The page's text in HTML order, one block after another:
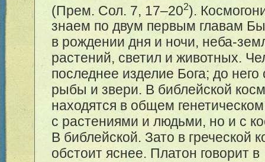
(Прем. Сол. 7, 17–202).
знаем по двум первым главам
в рождении дня и ночи, неба-
растений, светил и животных.
последнее изделие Бога; до
рыбы и звери. В библейской
находятся в общем генетическом
с растениями и людьми, но и с
В библейской. Зато в греческой
обстоит яснее. Платон говорит в